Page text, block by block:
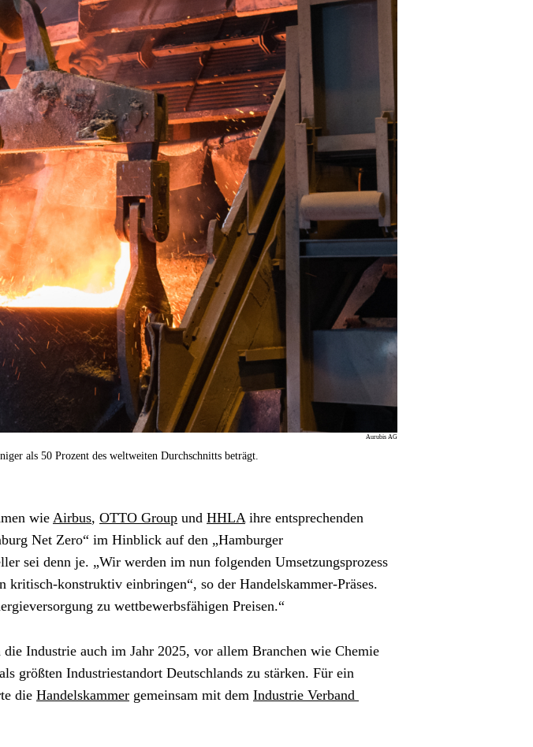
Aurubis AG
als 50 Prozent des weltweiten Durchschnitts beträgt.
wie Airbus, OTTO Group und HHLA ihre entsprechenden
Net Zero“ im Hinblick auf den „Hamburger
sei denn je. „Wir werden im nun folgenden Umsetzungsprozess
kritisch-konstruktiv einbringen“, so der Handelskammer-Präses.
zu wettbewerbsfähigen Preisen.“
die Industrie auch im Jahr 2025, vor allem Branchen wie Chemie
größten Industriestandort Deutschlands zu stärken. Für ein
die Handelskammer gemeinsam mit dem Industrie Verband